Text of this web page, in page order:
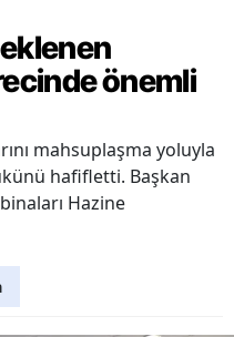
önemli
mahsuplaşma yoluyla
hafifletti. Başkan
Hazine